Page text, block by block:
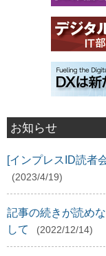
お知らせ
[インプレスID読者
(2023/4/19)
記事の続きが読め
して
(2022/12/14)